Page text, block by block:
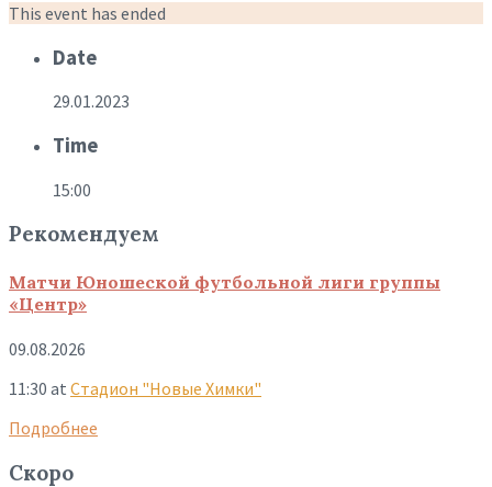
This event has ended
Date
29.01.2023
Time
15:00
Рекомендуем
Матчи Юношеской футбольной лиги группы
«Центр»
09.08.2026
11:30 at Стадион "Новые Химки"
Подробнее
Скоро